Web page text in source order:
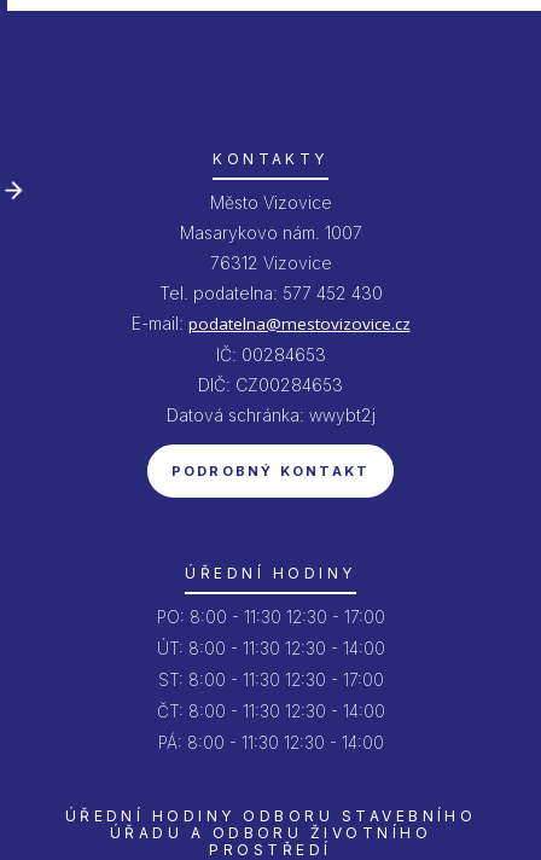
KONTAKTY
Město Vizovice
Masarykovo nám. 1007
76312 Vizovice
Tel. podatelna: 577 452 430
E-mail: podatelna@mestovizovice.cz
IČ: 00284653
DIČ: CZ00284653
Datová schránka: wwybt2j
PODROBNÝ KONTAKT
ÚŘEDNÍ HODINY
PO: 8:00 - 11:30 12:30 - 17:00
ÚT: 8:00 - 11:30 12:30 - 14:00
ST: 8:00 - 11:30 12:30 - 17:00
ČT: 8:00 - 11:30 12:30 - 14:00
PÁ: 8:00 - 11:30 12:30 - 14:00
ÚŘEDNÍ HODINY ODBORU STAVEBNÍHO
ÚŘADU A ODBORU ŽIVOTNÍHO
PROSTŘEDÍ